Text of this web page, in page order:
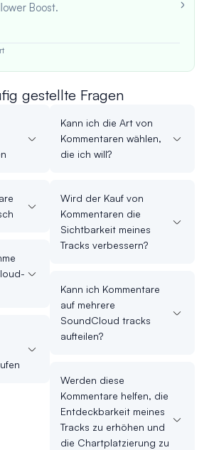
Boost.
gestellte Fragen
Kann ich die Art von
Kommentaren wählen,
die ich will?
Wird der Kauf von
Kommentaren die
Sichtbarkeit meines
Tracks verbessern?
Kann ich Kommentare
auf mehrere
SoundCloud tracks
aufteilen?
Werden diese
Kommentare helfen, die
Entdeckbarkeit meines
Tracks zu erhöhen und
die Chartplatzierung zu